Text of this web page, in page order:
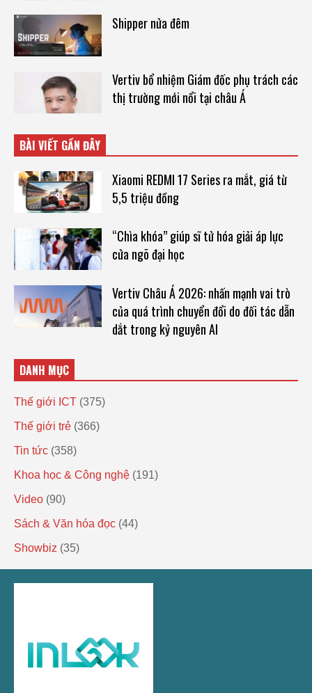
Shipper nửa đêm
Vertiv bổ nhiệm Giám đốc phụ trách các
thị trường mới nổi tại châu Á
BÀI VIẾT GẦN ĐÂY
Xiaomi REDMI 17 Series ra mắt, giá từ
5,5 triệu đồng
“Chìa khóa” giúp sĩ tử hóa giải áp lực
cửa ngõ đại học
Vertiv Châu Á 2026: nhấn mạnh vai trò
của quá trình chuyển đổi do đối tác dẫn
dắt trong kỷ nguyên AI
DANH MỤC
Thế giới ICT (375)
Thế giới trẻ (366)
Tin tức (358)
Khoa học & Công nghệ (191)
Video (90)
Sách & Văn hóa đọc (44)
Showbiz (35)